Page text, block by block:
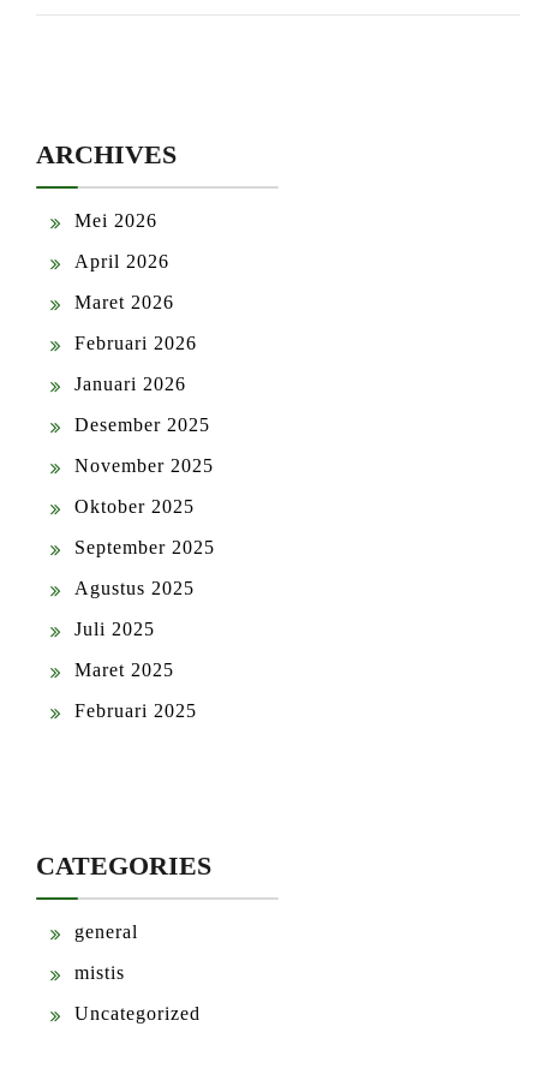
ARCHIVES
Mei 2026
April 2026
Maret 2026
Februari 2026
Januari 2026
Desember 2025
November 2025
Oktober 2025
September 2025
Agustus 2025
Juli 2025
Maret 2025
Februari 2025
CATEGORIES
general
mistis
Uncategorized